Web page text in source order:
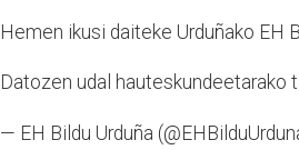
Hemen ikusi daiteke Urduñako EH
Datozen udal hauteskundeetarako
— EH Bildu Urduña